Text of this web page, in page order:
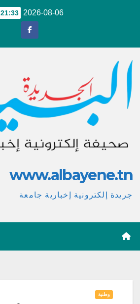
2026-08-06
21:33
www.albayene.tn
جريدة إلكترونية إخبارية جامعة
وطنية